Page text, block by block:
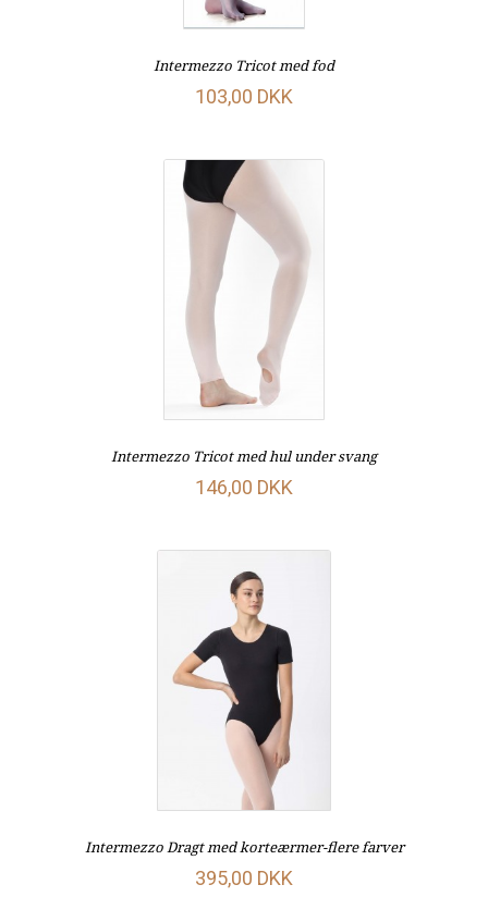
Intermezzo Tricot med fod
103,00 DKK
Intermezzo Tricot med hul under svang
146,00 DKK
Intermezzo Dragt med korteærmer-flere farver
395,00 DKK